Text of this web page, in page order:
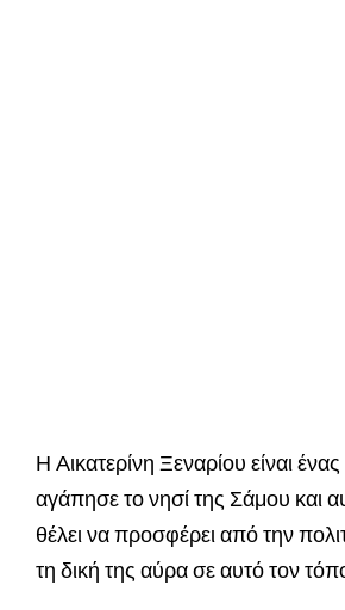
Η Αικατερίνη Ξεναρίου είναι
αγάπησε το νησί της Σάμου και
θέλει να προσφέρει από την
τη δική της αύρα σε αυτό τον